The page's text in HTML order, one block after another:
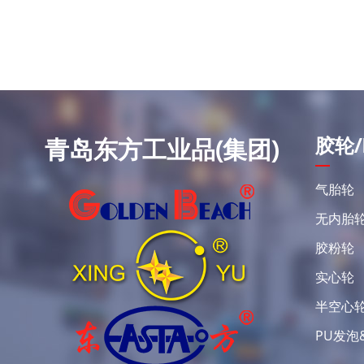
青岛东方工业品(集团) 胶轮
气胎轮
无内胎
胶粉轮
实心轮
半空心
PU发